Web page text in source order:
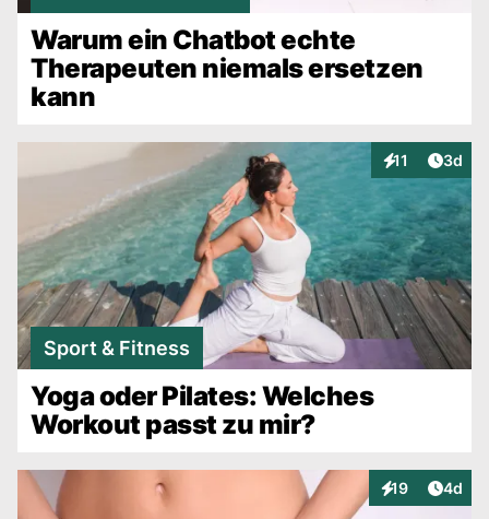
Warum ein Chatbot echte
Therapeuten niemals ersetzen
kann
11
Interaktionen
3d
Sport & Fitness
Yoga oder Pilates: Welches
Workout passt zu mir?
19
Interaktionen
4d